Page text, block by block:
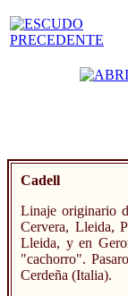
Cadell
Linaje originario
Cervera, Lleida,
Lleida, y en
"cachorro".
Cerdeña (Italia).